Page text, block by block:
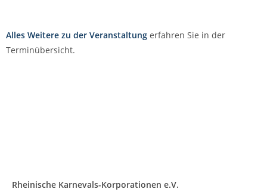
Alles Weitere zu der Veranstaltung erfahren Sie in der
Terminübersicht.
Rheinische Karnevals-Korporationen e.V.